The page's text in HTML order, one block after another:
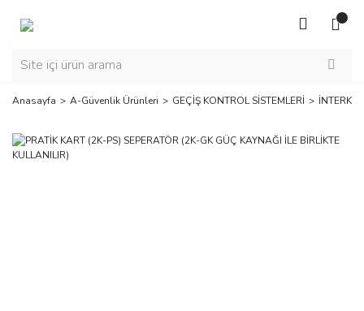
Anasayfa A-Güvenlik Ürünleri GEÇİŞ KONTROL SİSTEMLERİ